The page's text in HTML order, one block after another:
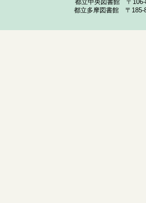
都立中央図書館 〒
都立多摩図書館 〒185-